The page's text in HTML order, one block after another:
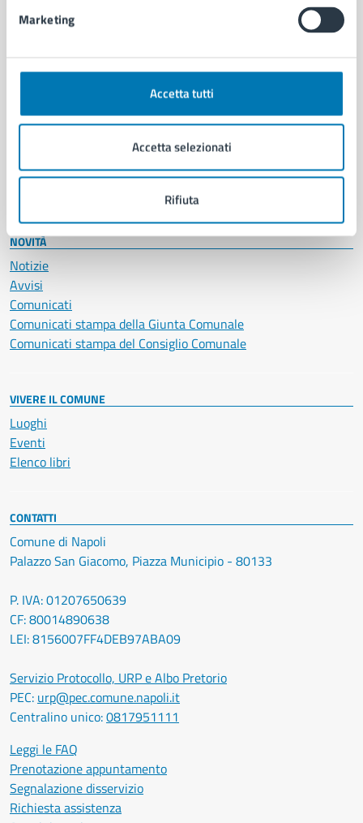
Marketing
Accetta tutti
Accetta selezionati
Rifiuta
Anagrafe e stato civile
Autorizzazioni
Documenti e certificati
Imprese e commercio
Salute, benessere e assistenza
Servizi Cimiteriali
Vita lavorativa
NOVITÀ
Notizie
Avvisi
Comunicati
Comunicati stampa della Giunta Comunale
Comunicati stampa del Consiglio Comunale
VIVERE IL COMUNE
Luoghi
Eventi
Elenco libri
CONTATTI
Comune di Napoli
Palazzo San Giacomo, Piazza Municipio - 80133
P. IVA: 01207650639
CF: 80014890638
LEI: 8156007FF4DEB97ABA09
Servizio Protocollo, URP e Albo Pretorio
PEC: urp@pec.comune.napoli.it
Centralino unico:0817951111
Leggi le FAQ
Prenotazione appuntamento
Segnalazione disservizio
Richiesta assistenza